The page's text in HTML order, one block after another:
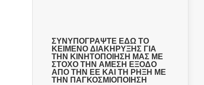
ΣΥΝΥΠΟΓΡΑΨΤΕ ΕΔΩ ΤΟ
ΚΕΙΜΕΝΟ ΔΙΑΚΗΡΥΞΗΣ ΓΙΑ
ΤΗΝ ΚΙΝΗΤΟΠΟΙΗΣΗ ΜΑΣ ΜΕ
ΣΤΟΧΟ ΤΗΝ ΑΜΕΣΗ ΕΞΟΔΟ
ΑΠΟ ΤΗΝ ΕΕ ΚΑΙ ΤΗ ΡΗΞΗ ΜΕ
ΤΗΝ ΠΑΓΚΟΣΜΙΟΠΟΙΗΣΗ